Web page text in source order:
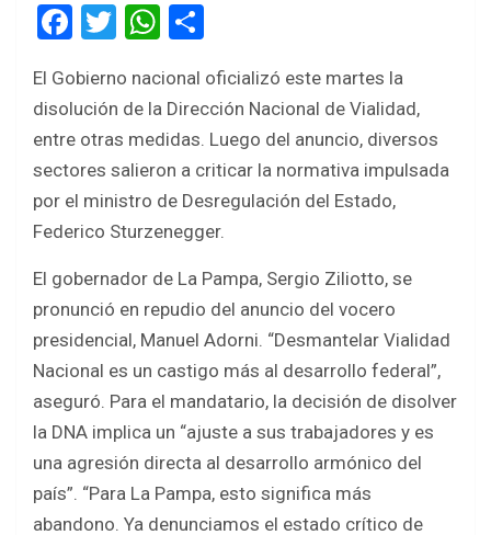
F
ce
b
o
o
k
T
tt
er
W
at
s
A
p
p
ar
e
El Gobierno nacional oficializó este martes la
disolución de la Dirección Nacional de Vialidad,
entre otras medidas. Luego del anuncio, diversos
sectores salieron a criticar la normativa impulsada
por el ministro de Desregulación del Estado,
Federico Sturzenegger.
El gobernador de La Pampa, Sergio Ziliotto, se
pronunció en repudio del anuncio del vocero
presidencial, Manuel Adorni. “Desmantelar Vialidad
Nacional es un castigo más al desarrollo federal”,
aseguró. Para el mandatario, la decisión de disolver
la DNA implica un “ajuste a sus trabajadores y es
una agresión directa al desarrollo armónico del
país”. “Para La Pampa, esto significa más
abandono. Ya denunciamos el estado crítico de